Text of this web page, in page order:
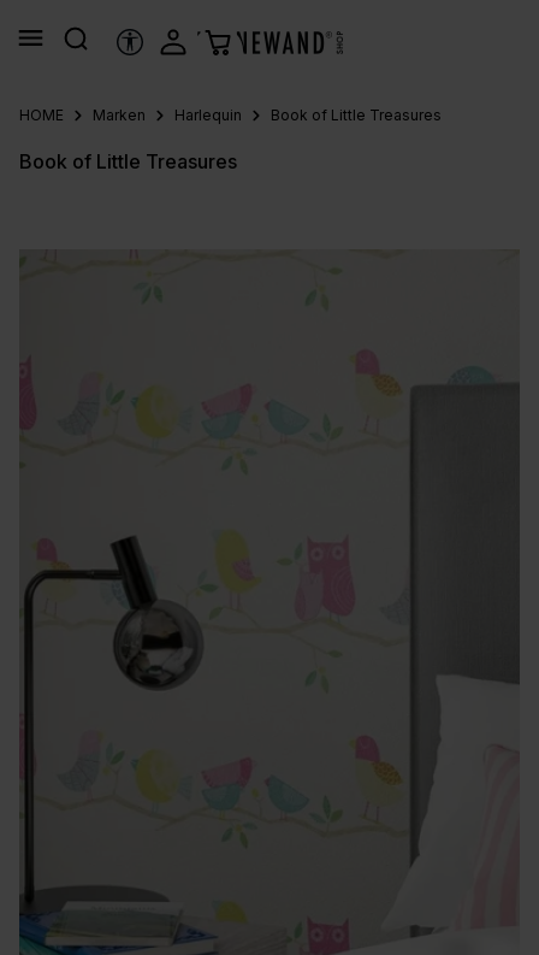
springen
HILFSTOOLS
HOME Marken Harlequin Book of Little Treasures
Book of Little Treasures